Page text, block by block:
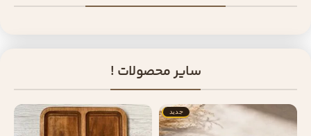
سایر محصولات !
جدید